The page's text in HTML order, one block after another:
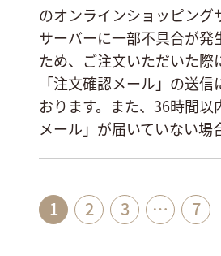
のオンラインショッピング
サーバーに一部不具合が発
ため、ご注文いただいた際
「注文確認メール」の送
おります。また、36時間以
メール」が届いていない場
1 2 3 … 7